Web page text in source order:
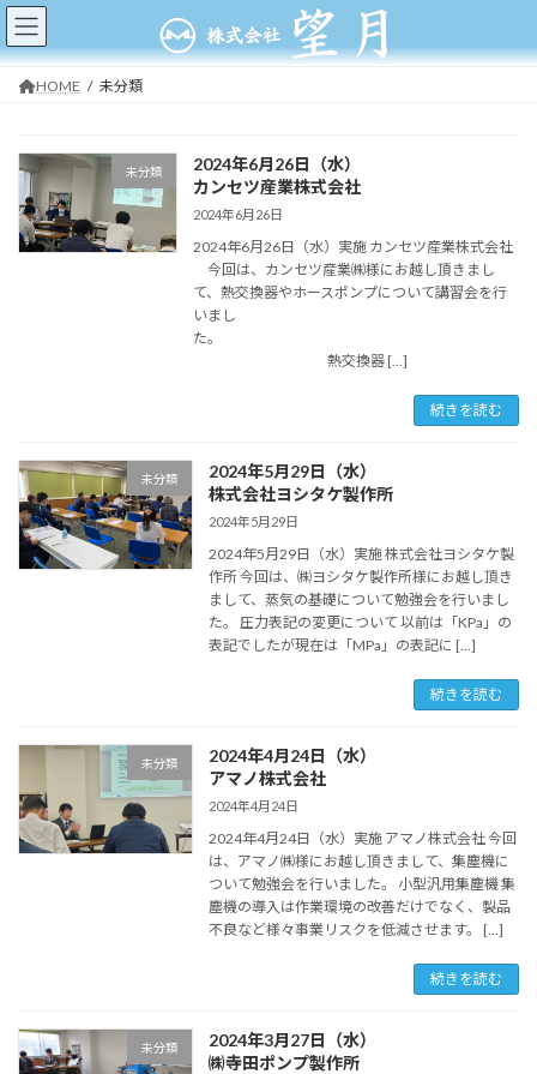
コ
テ
ナ
ゲ
HOME 未分類
未分類
2024年6月26日（水）
カンセツ産業株式会社
2024年6月26日
2024年6月26日（水）実施 カンセツ産業株式会社
今回は、カンセツ産業㈱様にお越し頂きまし
て、熱交換器やホースポンプについて講習会を行
いまし
た。
熱交換器 […]
続きを読む
未分類
2024年5月29日（水）
株式会社ヨシタケ製作所
2024年5月29日
2024年5月29日（水）実施 株式会社ヨシタケ製
作所 今回は、㈱ヨシタケ製作所様にお越し頂き
まして、蒸気の基礎について勉強会を行いまし
た。 圧力表記の変更について 以前は「KPa」の
表記でしたが現在は「MPa」の表記に […]
続きを読む
未分類
2024年4月24日（水）
アマノ株式会社
2024年4月24日
2024年4月24日（水）実施 アマノ株式会社 今回
は、アマノ㈱様にお越し頂きまして、集塵機に
ついて勉強会を行いました。 小型汎用集塵機 集
塵機の導入は作業環境の改善だけでなく、製品
不良など様々事業リスクを低減させます。 […]
続きを読む
未分類
2024年3月27日（水）
㈱寺田ポンプ製作所